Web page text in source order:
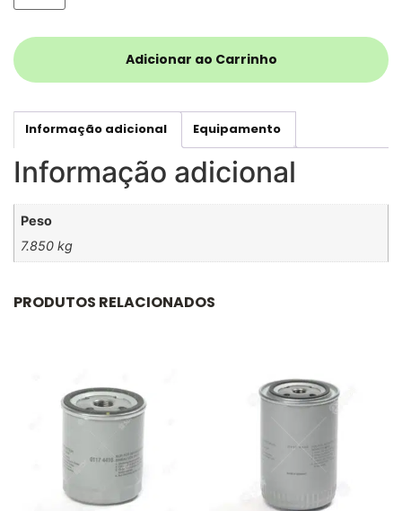
Adicionar ao Carrinho
Informação adicional Equipamento
Informação adicional
Peso
7.850 kg
PRODUTOS RELACIONADOS